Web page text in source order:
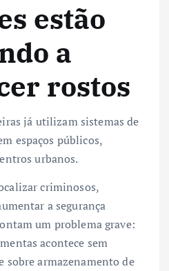
estão
a
rostos
já utilizam sistemas de
espaços públicos,
urbanos.
criminosos,
a segurança
um problema grave:
acontece sem
sobre armazenamento de